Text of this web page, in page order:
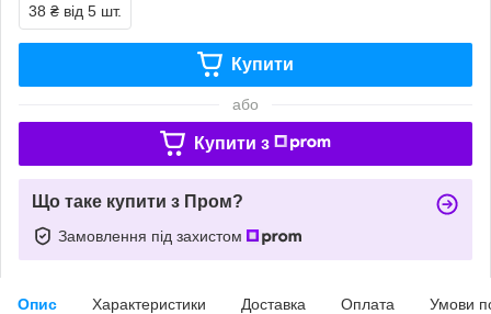
38 ₴ від 5 шт.
Купити
або
Купити з
Що таке купити з Пром?
Замовлення під захистом
Опис Характеристики Доставка Оплата Умови